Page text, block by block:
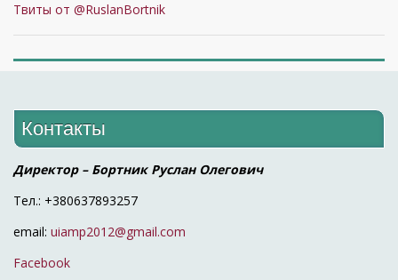
Твиты от @RuslanBortnik
Контакты
Директор – Бортник Руслан Олегович
Тел.: +380637893257
email: uiamp2012@gmail.com
Facebook